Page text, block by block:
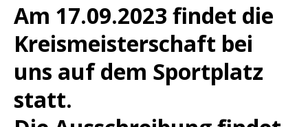
Am 17.09.2023 findet die
Kreismeisterschaft bei
uns auf dem Sportplatz
statt.